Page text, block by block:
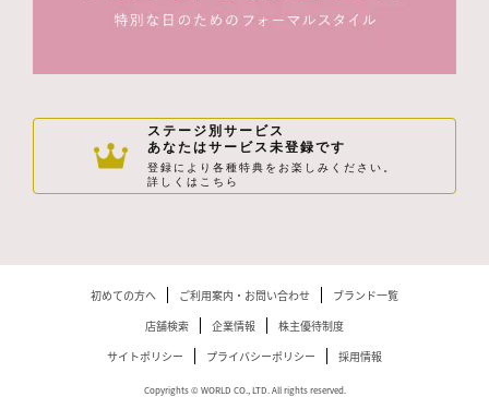
ステージ別サービス
あなたはサービス未登録です
登録により各種特典をお楽しみください。
詳しくはこちら
初めての方へ ご利用案内・お問い合わせ
ブランド一覧
店舗検索
企業情報
株主優待制度
サイトポリシー
プライバシーポリシー 採用情報
Copyrights © WORLD CO., LTD. All rights reserved.